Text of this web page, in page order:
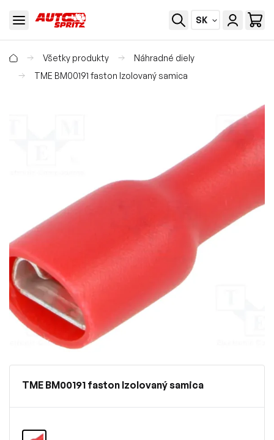
SK
Všetky produkty
Náhradné diely
TME BM00191 faston Izolovaný samica
TME BM00191 faston Izolovaný samica